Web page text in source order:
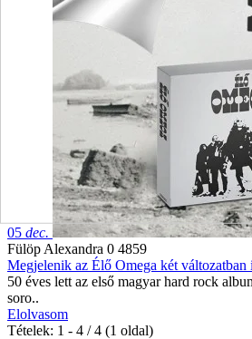
05 dec.
Fülöp Alexandra 0 4859
Megjelenik az Élő Omega két változatban
50 éves lett az első magyar hard rock
soro..
Elolvasom
Tételek: 1 - 4 / 4 (1 oldal)